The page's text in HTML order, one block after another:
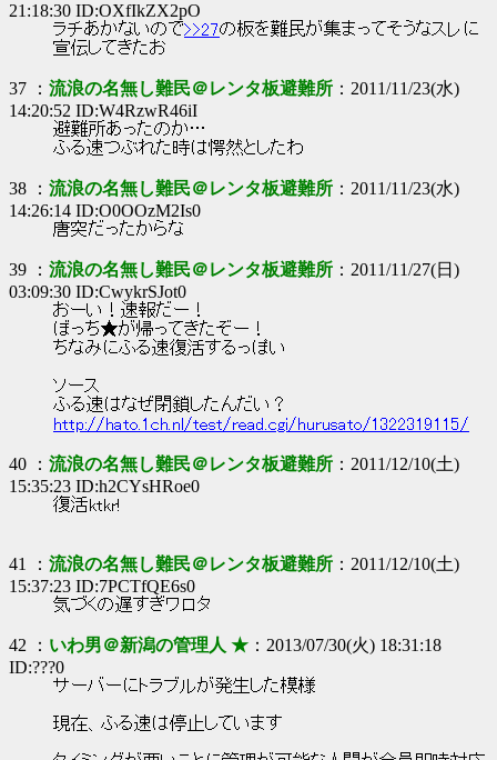
21:18:30 ID:OXfIkZX2pO
ラチあかないので>>27の板を難民が集まってそうなスレに
宣伝してきたお
37 ： 流浪の名無し難民＠レンタ板避難所 ：2011/11/23(水)
14:20:52 ID:W4RzwR46iI
避難所あったのか…
ふる速つぶれた時は愕然としたわ
38 ： 流浪の名無し難民＠レンタ板避難所 ：2011/11/23(水)
14:26:14 ID:O0OOzM2Is0
唐突だったからな
39 ： 流浪の名無し難民＠レンタ板避難所 ：2011/11/27(日)
03:09:30 ID:CwykrSJot0
おーい！速報だー！
ぼっち★が帰ってきたぞー！
ちなみにふる速復活するっぽい
ソース
ふる速はなぜ閉鎖したんだい？
http://hato.1ch.nl/test/read.cgi/hurusato/1322319115/
40 ： 流浪の名無し難民＠レンタ板避難所 ：2011/12/10(土)
15:35:23 ID:h2CYsHRoe0
復活ktkr!
41 ： 流浪の名無し難民＠レンタ板避難所 ：2011/12/10(土)
15:37:23 ID:7PCTfQE6s0
気づくの遅すぎワロタ
42 ： いわ男＠新潟の管理人 ★ ：2013/07/30(火) 18:31:18
ID:???0
サーバーにトラブルが発生した模様
現在、ふる速は停止しています